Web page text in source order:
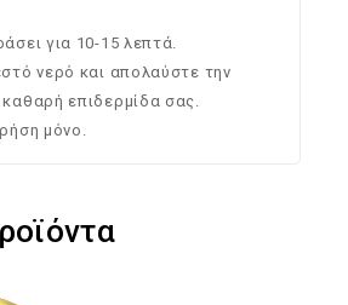
για 10-15 λεπτά.
νερό και απολαύστε την
επιδερμίδα σας.
μόνο.